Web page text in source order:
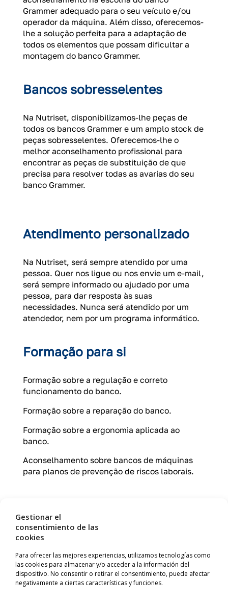
Gestionar el
consentimiento de las
cookies
Para ofrecer las mejores experiencias, utilizamos tecnologías como
las cookies para almacenar y/o acceder a la información del
dispositivo. No consentir o retirar el consentimiento, puede afectar
negativamente a ciertas características y funciones.
Grammer adequado para o seu veículo e/ou
operador da máquina. Além disso, oferecemos-
lhe a solução perfeita para a adaptação de
todos os elementos que possam dificultar a
montagem do banco Grammer.
Bancos sobresselentes
Na Nutriset, disponibilizamos-lhe peças de
todos os bancos Grammer e um amplo stock de
peças sobresselentes. Oferecemos-lhe o
melhor aconselhamento profissional para
encontrar as peças de substituição de que
precisa para resolver todas as avarias do seu
banco Grammer.
Atendimento personalizado
Na Nutriset, será sempre atendido por uma
pessoa. Quer nos ligue ou nos envie um e-mail,
será sempre informado ou ajudado por uma
pessoa, para dar resposta às suas
necessidades. Nunca será atendido por um
atendedor, nem por um programa informático.
Formação para si
Formação sobre a regulação e correto
funcionamento do banco.
Formação sobre a reparação do banco.
Formação sobre a ergonomia aplicada ao
banco.
Aconselhamento sobre bancos de máquinas
para planos de prevenção de riscos laborais.
Resolvemos qualquer incidente com o seu
sempre que estiver dentro do período de
Garantia. Mesmo que não esteja, podemos
ajudar na substituição ou reparação.